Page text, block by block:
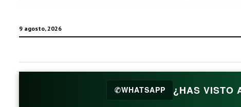
9 agosto, 2026
✆WHATSAPP ¿HAS VISTO